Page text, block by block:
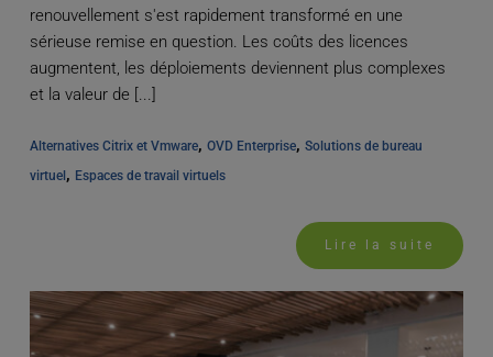
renouvellement s'est rapidement transformé en une
sérieuse remise en question. Les coûts des licences
augmentent, les déploiements deviennent plus complexes
et la valeur de [...]
Alternatives Citrix et Vmware, OVD Enterprise, Solutions de bureau
virtuel, Espaces de travail virtuels
Lire la suite